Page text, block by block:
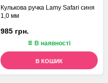
Кулькова ручка Lamy Safari синя
1,0 мм
985 грн.
В наявності
В КОШИК